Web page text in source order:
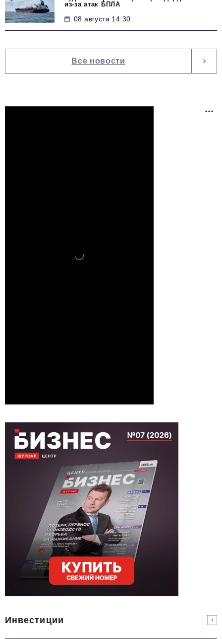
из-за атак БПЛА
08 августа 14:30
Все новости
Инвестиции